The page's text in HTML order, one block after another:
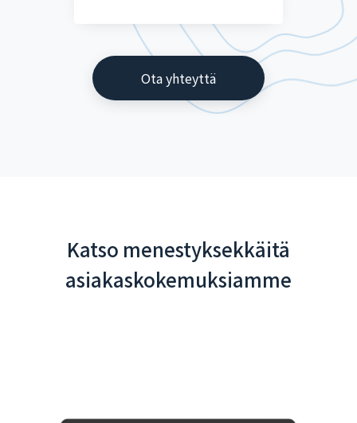
Ota yhteyttä
Katso menestyksekkäitä
asiakaskokemuksiamme